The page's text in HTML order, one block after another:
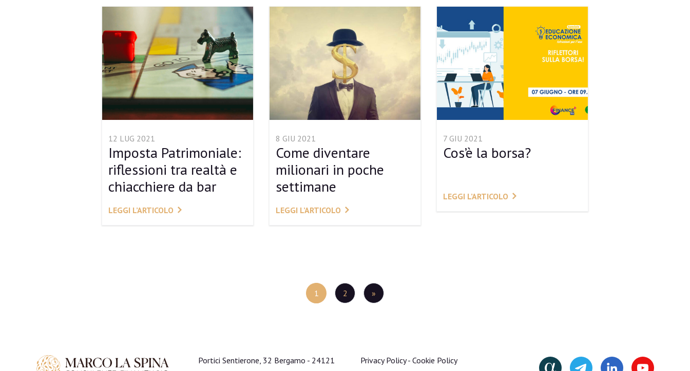
12 LUG 2021
Imposta Patrimoniale:
riflessioni tra realtà e
chiacchiere da bar
LEGGI L’ARTICOLO
8 GIU 2021
Come diventare
milionari in poche
settimane
LEGGI L’ARTICOLO
7 GIU 2021
Cos’è la borsa?
LEGGI L’ARTICOLO
1 2 »
Portici Sentierone, 32 Bergamo - 24121
Privacy Policy- Cookie Policy